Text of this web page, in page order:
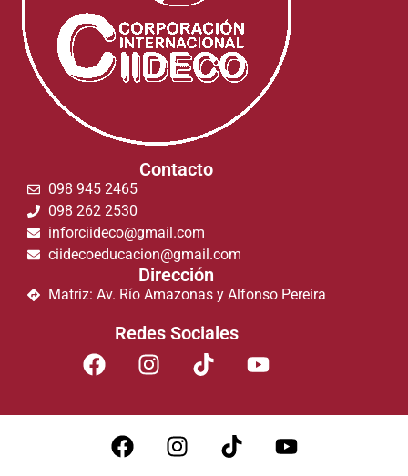
Contacto
098 945 2465
098 262 2530
inforciideco@gmail.com
ciidecoeducacion@gmail.com
Dirección
Matriz: Av. Río Amazonas y Alfonso Pereira
Redes Sociales